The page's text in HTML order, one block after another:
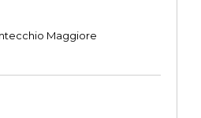
Maggiore